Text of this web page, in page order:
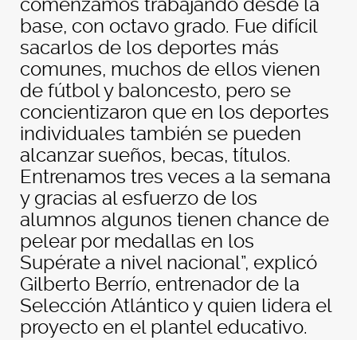
comenzamos trabajando desde la
base, con octavo grado. Fue difícil
sacarlos de los deportes más
comunes, muchos de ellos vienen
de fútbol y baloncesto, pero se
concientizaron que en los deportes
individuales también se pueden
alcanzar sueños, becas, títulos.
Entrenamos tres veces a la semana
y gracias al esfuerzo de los
alumnos algunos tienen chance de
pelear por medallas en los
Supérate a nivel nacional”, explicó
Gilberto Berrío, entrenador de la
Selección Atlántico y quien lidera el
proyecto en el plantel educativo.